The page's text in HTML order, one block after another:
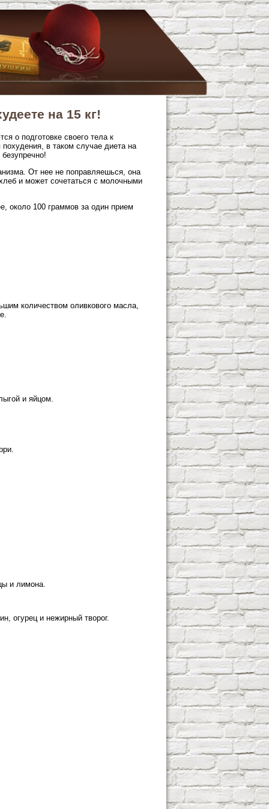
на 15 кг!
о подготовке своего тела к
в таком случае диета на
От нее не поправляешься, она
и может сочетаться с молочными
около 100 граммов за один прием
количеством оливкового масла,
и яйцом.
и лимона.
огурец и нежирный творог.